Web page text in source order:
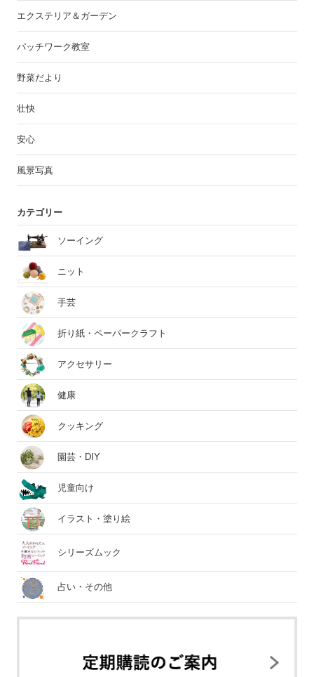
エクステリア＆ガーデン
パッチワーク教室
野菜だより
壮快
安心
風景写真
カテゴリー
ソーイング
ニット
手芸
折り紙・ペーパークラフト
アクセサリー
健康
クッキング
園芸・DIY
児童向け
イラスト・塗り絵
シリーズムック
占い・その他